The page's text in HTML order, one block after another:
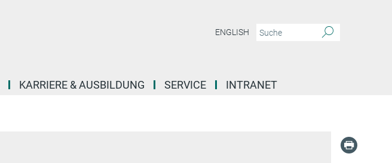
ENGLISH
KARRIERE & AUSBILDUNG SERVICE INTRANET